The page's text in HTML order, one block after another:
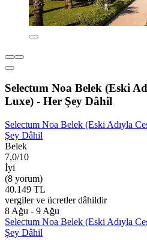
Selectum Noa Belek (Eski
Luxe) - Her Şey Dâhil
Selectum Noa Belek (Eski Adıyla
Şey Dâhil
Belek
7,0/10
İyi
(8 yorum)
40.149 TL
vergiler ve ücretler dâhildir
8 Ağu - 9 Ağu
Selectum Noa Belek (Eski Adıyla
Şey Dâhil